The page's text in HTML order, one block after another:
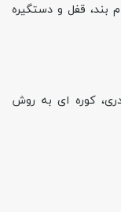
بند، قفل و دستگیره
کوره ای به روش